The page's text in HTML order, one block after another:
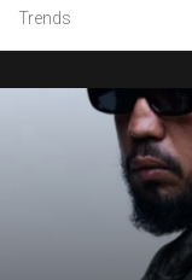
Trends